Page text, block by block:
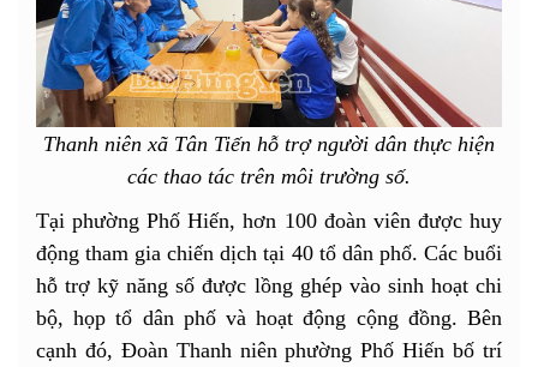
Thanh niên xã Tân Tiến hỗ trợ người dân thực hiện
các thao tác trên môi trường số.
Tại phường Phố Hiến, hơn 100 đoàn viên được huy
động tham gia chiến dịch tại 40 tổ dân phố. Các buổi
hỗ trợ kỹ năng số được lồng ghép vào sinh hoạt chi
bộ, họp tổ dân phố và hoạt động cộng đồng. Bên
cạnh đó, Đoàn Thanh niên phường Phố Hiến bố trí